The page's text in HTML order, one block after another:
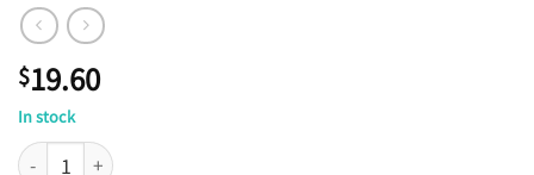
$19.60
In stock
是谁住在地球的另一边（中英双语） quantity